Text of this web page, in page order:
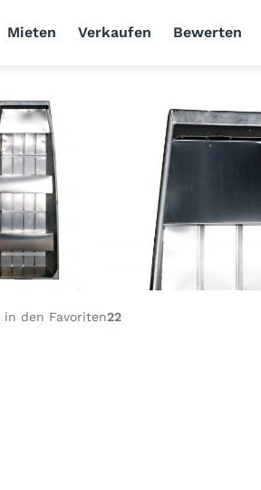
Mieten Verkaufen Bewerten
in den Favoriten22